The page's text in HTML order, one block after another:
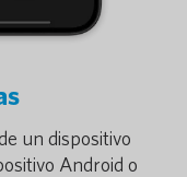
un dispositivo
Android o